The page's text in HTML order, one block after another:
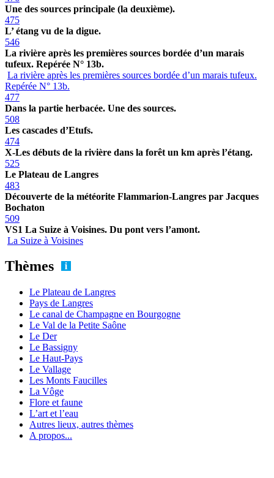
Une des sources principale (la deuxième).
475
L’ étang vu de la digue.
546
La rivière après les premières sources bordée d’un marais
tufeux. Repérée N° 13b.
La rivière après les premières sources bordée d’un marais tufeux.
Repérée N° 13b.
477
Dans la partie herbacée. Une des sources.
508
Les cascades d’Etufs.
474
X-Les débuts de la rivière dans la forêt un km après l’étang.
525
Le Plateau de Langres
483
Découverte de la météorite Flammarion-Langres par Jacques
Bochaton
509
VS1 La Suize à Voisines. Du pont vers l’amont.
La Suize à Voisines
Thèmes
Le Plateau de Langres
Pays de Langres
Le canal de Champagne en Bourgogne
Le Val de la Petite Saône
Le Der
Le Bassigny
Le Haut-Pays
Le Vallage
Les Monts Faucilles
La Vôge
Flore et faune
L’art et l’eau
Autres lieux, autres thèmes
A propos...